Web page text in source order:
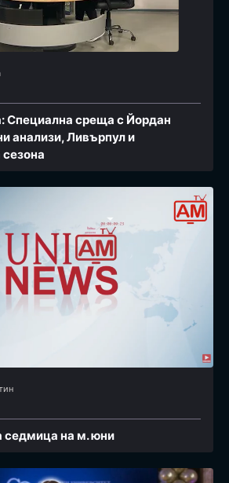
Специална среща с Йордан
анализи, Ливърпул и
седмица на м. юни